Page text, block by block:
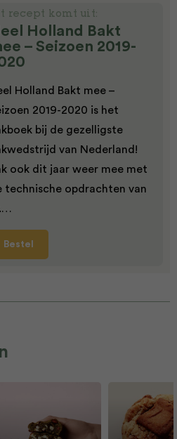
recept komt uit:
Holland Bakt
– Seizoen 2019-
Holland Bakt mee –
2019-2020 is het
bij de gezelligste
van Nederland!
ook dit jaar weer mee met
technische opdrachten van
Bestel